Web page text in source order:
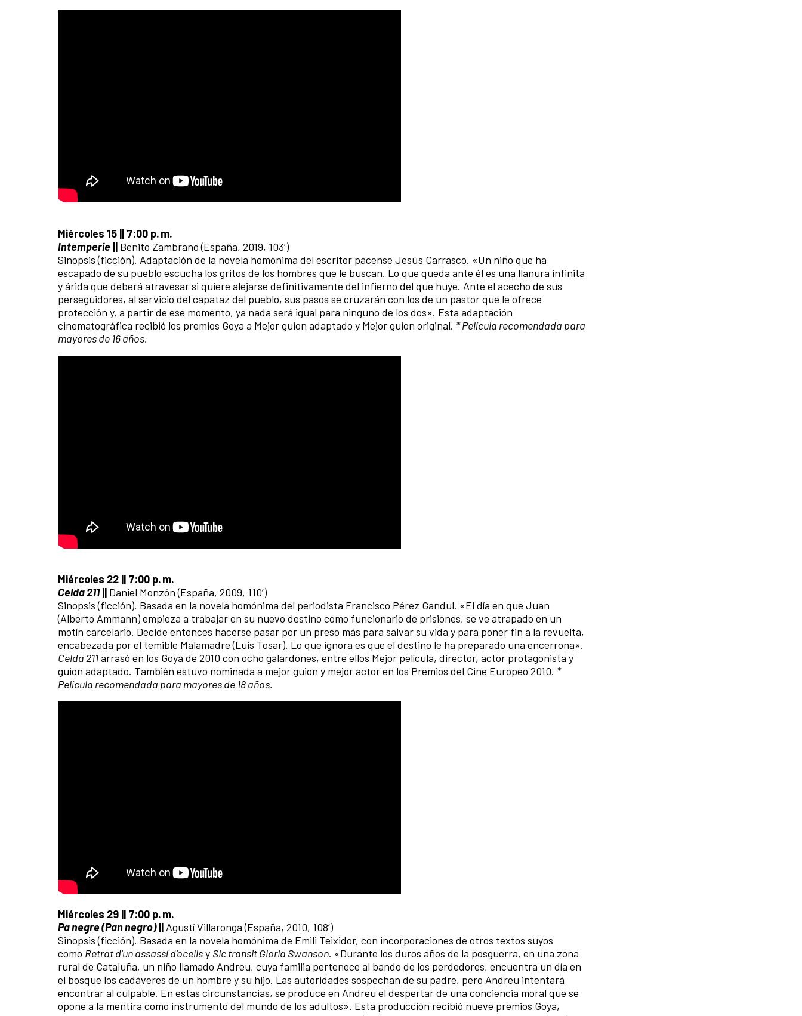
Miércoles 15 || 7:00 p. m.
Intemperie || Benito Zambrano (España, 2019, 103’)
Sinopsis (ficción). Adaptación de la novela homónima del escritor pacense Jesús Carrasco. «Un niño que ha
escapado de su pueblo escucha los gritos de los hombres que le buscan. Lo que queda ante él es una llanura infinita
y árida que deberá atravesar si quiere alejarse definitivamente del infierno del que huye. Ante el acecho de sus
perseguidores, al servicio del capataz del pueblo, sus pasos se cruzarán con los de un pastor que le ofrece
protección y, a partir de ese momento, ya nada será igual para ninguno de los dos». Esta adaptación
cinematográfica recibió los premios Goya a Mejor guion adaptado y Mejor guion original. * Película recomendada para
mayores de 16 años.
Miércoles 22 || 7:00 p. m.
Celda 211|| Daniel Monzón (España, 2009, 110’)
Sinopsis (ficción). Basada en la novela homónima del periodista Francisco Pérez Gandul. «El día en que Juan
(Alberto Ammann) empieza a trabajar en su nuevo destino como funcionario de prisiones, se ve atrapado en un
motín carcelario. Decide entonces hacerse pasar por un preso más para salvar su vida y para poner fin a la revuelta,
encabezada por el temible Malamadre (Luis Tosar). Lo que ignora es que el destino le ha preparado una encerrona».
Celda 211arrasó en los Goya de 2010 con ocho galardones, entre ellos Mejor película, director, actor protagonista y
guion adaptado. También estuvo nominada a mejor guion y mejor actor en los Premios del Cine Europeo 2010. *
Película recomendada para mayores de 18 años.
Miércoles 29 || 7:00 p. m.
Pa negre (Pan negro)|| Agustí Villaronga (España, 2010, 108’)
Sinopsis (ficción). Basada en la novela homónima de Emili Teixidor, con incorporaciones de otros textos suyos
como Retrat d'un assassí d'ocellsy Sic transit Gloria Swanson. «Durante los duros años de la posguerra, en una zona
rural de Cataluña, un niño llamado Andreu, cuya familia pertenece al bando de los perdedores, encuentra un día en
el bosque los cadáveres de un hombre y su hijo. Las autoridades sospechan de su padre, pero Andreu intentará
encontrar al culpable. En estas circunstancias, se produce en Andreu el despertar de una conciencia moral que se
opone a la mentira como instrumento del mundo de los adultos». Esta producción recibió nueve premios Goya,